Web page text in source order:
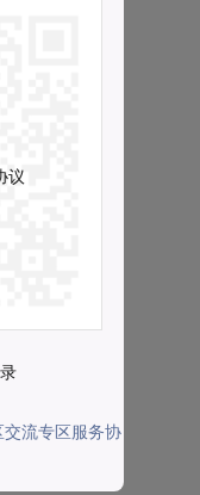
议
交流专区服务协